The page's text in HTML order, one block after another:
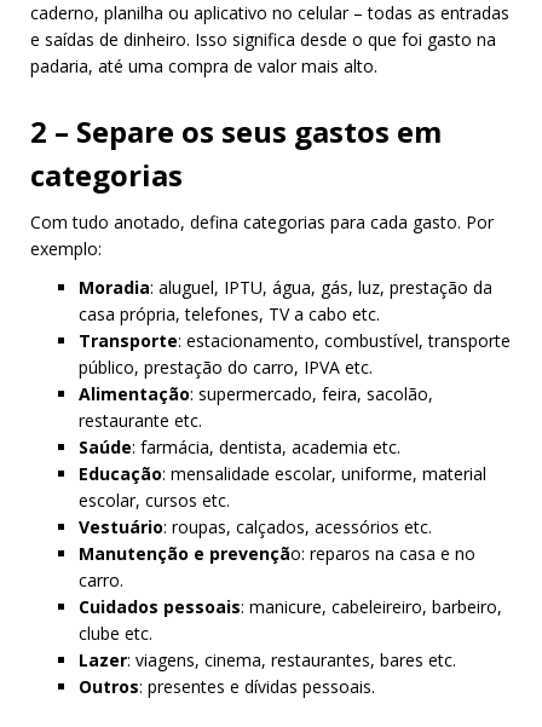
caderno, planilha ou aplicativo no celular – todas as entradas
e saídas de dinheiro. Isso significa desde o que foi gasto na
padaria, até uma compra de valor mais alto.
2 – Separe os seus gastos em
categorias
Com tudo anotado, defina categorias para cada gasto. Por
exemplo:
Moradia: aluguel, IPTU, água, gás, luz, prestação da
casa própria, telefones, TV a cabo etc.
Transporte: estacionamento, combustível, transporte
público, prestação do carro, IPVA etc.
Alimentação: supermercado, feira, sacolão,
restaurante etc.
Saúde: farmácia, dentista, academia etc.
Educação: mensalidade escolar, uniforme, material
escolar, cursos etc.
Vestuário: roupas, calçados, acessórios etc.
Manutenção e prevenção: reparos na casa e no
carro.
Cuidados pessoais: manicure, cabeleireiro, barbeiro,
clube etc.
Lazer: viagens, cinema, restaurantes, bares etc.
Outros: presentes e dívidas pessoais.